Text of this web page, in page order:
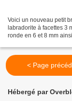
Voici un nouveau petit
labradorite à facettes 3
ronde en 6 et 8 mm
< Page
Hébergé par